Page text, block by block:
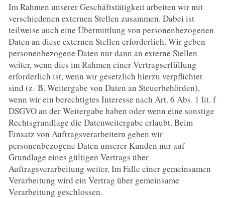
Im Rahmen unserer Geschäftstätigkeit arbeiten wir mit
verschiedenen externen Stellen zusammen. Dabei ist
teilweise auch eine Übermittlung von personenbezogenen
Daten an diese externen Stellen erforderlich. Wir geben
personenbezogene Daten nur dann an externe Stellen
weiter, wenn dies im Rahmen einer Vertragserfüllung
erforderlich ist, wenn wir gesetzlich hierzu verpflichtet
sind (z. B. Weitergabe von Daten an Steuerbehörden),
wenn wir ein berechtigtes Interesse nach Art. 6 Abs. 1 lit. f
DSGVO an der Weitergabe haben oder wenn eine sonstige
Rechtsgrundlage die Datenweitergabe erlaubt. Beim
Einsatz von Auftragsverarbeitern geben wir
personenbezogene Daten unserer Kunden nur auf
Grundlage eines gültigen Vertrags über
Auftragsverarbeitung weiter. Im Falle einer gemeinsamen
Verarbeitung wird ein Vertrag über gemeinsame
Verarbeitung geschlossen.